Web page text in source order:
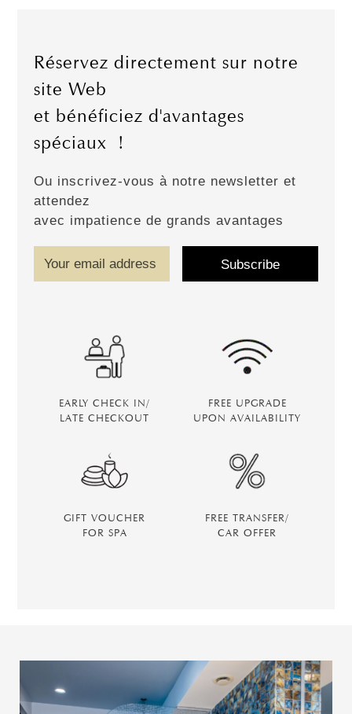
Réservez directement sur notre
site Web
et bénéficiez d'avantages
spéciaux !
Ou inscrivez-vous à notre newsletter et
attendez
avec impatience de grands avantages
EARLY CHECK IN/
LATE CHECKOUT
FREE UPGRADE
UPON AVAILABILITY
GIFT VOUCHER
FOR SPA
FREE TRANSFER/
CAR OFFER